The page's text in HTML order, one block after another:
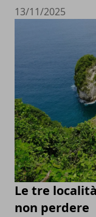
13/11/2025
Le tre
non perdere